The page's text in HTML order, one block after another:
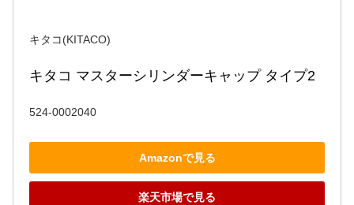
キタコ(KITACO)
キタコ マスターシリンダーキャップ タイプ2
524-0002040
Amazonで見る
楽天市場で見る